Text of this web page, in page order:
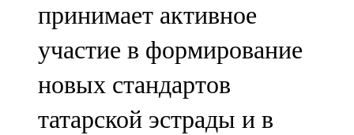
принимает активное
участие в формирование
новых стандартов
татарской эстрады и в